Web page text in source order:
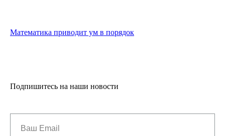
Математика приводит ум в порядок
Подпишитесь на наши новости